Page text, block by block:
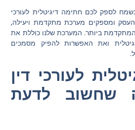
לספק לכם חתימה דיגיטלית לעורכי
העסק ומספקים מערכת מתקדמת ויעילה,
ביותר. המערכת שלנו כוללת את
ואת האפשרות להפיק מסמכים
לעורכי דין
לדעת